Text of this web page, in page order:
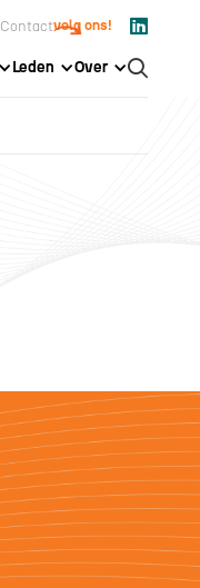
Contactvolg ons! 
Leden Over 